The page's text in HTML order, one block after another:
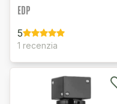
EDP
5
1 recenzia